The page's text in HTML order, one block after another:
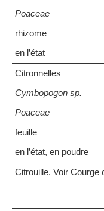
Poaceae
rhizome
en l’état
Citronnelles
Cymbopogon sp.
Poaceae
feuille
en l’état, en poudre
Citrouille. Voir Courge